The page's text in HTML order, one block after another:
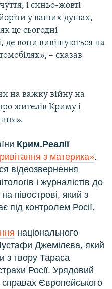
і синьо-жовті
у ваших душах,
це сьогодні
де вони вивішуються на
– сказав
на важку війну на
жителів Криму і
Крим.Реалії
з материка».
відеозвернення
і журналістів до
півострові, який з
під контролем Росії.
національного
Джемілєва, який
з твору Тараса
Росії.​ Урядовий
Європейського